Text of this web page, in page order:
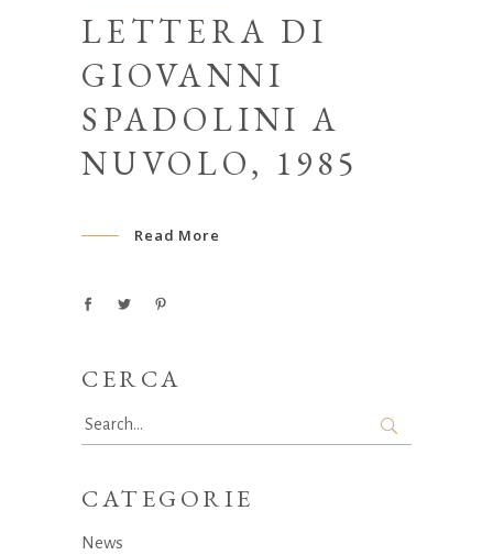
LETTERA DI
GIOVANNI
SPADOLINI A
NUVOLO, 1985
Read More
CERCA
Search
for:
CATEGORIE
News